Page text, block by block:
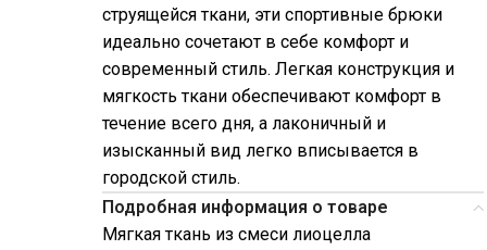
струящейся ткани, эти спортивные брюки
идеально сочетают в себе комфорт и
современный стиль. Легкая конструкция и
мягкость ткани обеспечивают комфорт в
течение всего дня, а лаконичный и
изысканный вид легко вписывается в
городской стиль.
Подробная информация о товаре
Мягкая ткань из смеси лиоцелла